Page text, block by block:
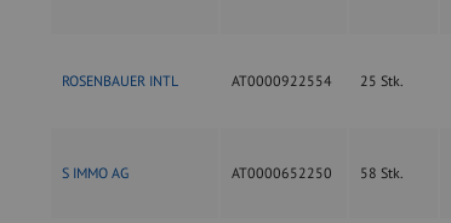
ROSENBAUER INTL AT0000922554 25 Stk.
S IMMO AG AT0000652250 58 Stk.